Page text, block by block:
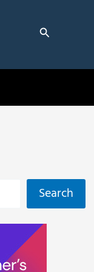
Search
Search